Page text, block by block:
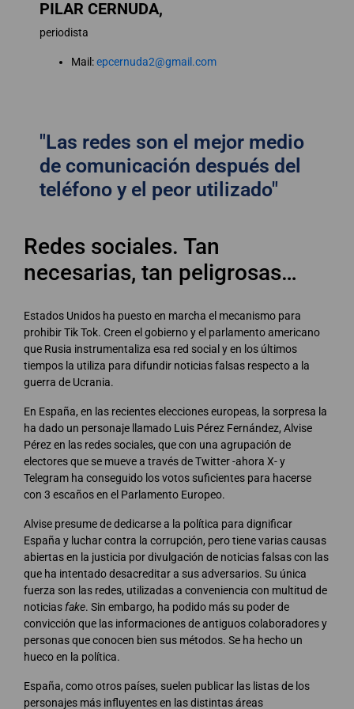
PILAR CERNUDA,
periodista
Mail:epcernuda2@gmail.com
"Las redes son el mejor medio
de comunicación después del
teléfono y el peor utilizado"
Redes sociales. Tan
necesarias, tan peligrosas…
Estados Unidos ha puesto en marcha el mecanismo para
prohibir Tik Tok. Creen el gobierno y el parlamento americano
que Rusia instrumentaliza esa red social y en los últimos
tiempos la utiliza para difundir noticias falsas respecto a la
guerra de Ucrania.
En España, en las recientes elecciones europeas, la sorpresa la
ha dado un personaje llamado Luis Pérez Fernández, Alvise
Pérez en las redes sociales, que con una agrupación de
electores que se mueve a través de Twitter -ahora X- y
Telegram ha conseguido los votos suficientes para hacerse
con 3 escaños en el Parlamento Europeo.
Alvise presume de dedicarse a la política para dignificar
España y luchar contra la corrupción, pero tiene varias causas
abiertas en la justicia por divulgación de noticias falsas con las
que ha intentado desacreditar a sus adversarios. Su única
fuerza son las redes, utilizadas a conveniencia con multitud de
noticias fake. Sin embargo, ha podido más su poder de
convicción que las informaciones de antiguos colaboradores y
personas que conocen bien sus métodos. Se ha hecho un
hueco en la política.
España, como otros países, suelen publicar las listas de los
personajes más influyentes en las distintas áreas